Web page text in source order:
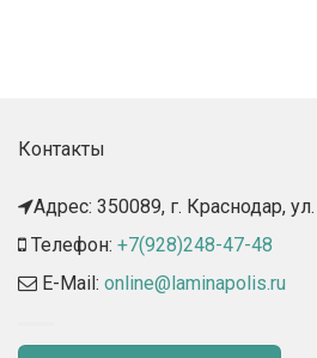
Контакты
Адрес: 350089, г. Краснодар,
Телефон: +7(928)248-47-48
E-Mail: online@laminapolis.ru